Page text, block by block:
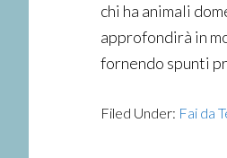
chi ha animali
approfondirà in
fornendo spunti
Filed Under: Fai da